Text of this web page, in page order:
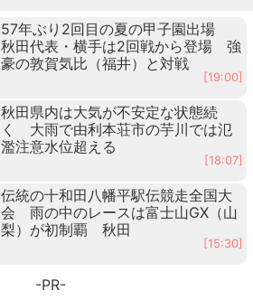
57年ぶり2回目の夏の甲子園出場
秋田代表・横手は2回戦から登場 強
豪の敦賀気比（福井）と対戦
[19:00]
秋田県内は大気が不安定な状態続
く 大雨で由利本荘市の芋川では氾
濫注意水位超える
[18:07]
伝統の十和田八幡平駅伝競走全国大
会 雨の中のレースは富士山GX（山
梨）が初制覇 秋田
[15:30]
-PR-